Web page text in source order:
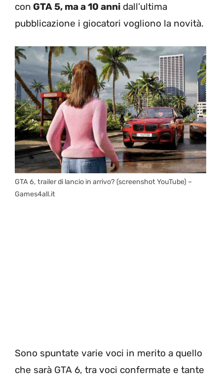
con GTA 5, ma a 10 anni dall’ultima
pubblicazione i giocatori vogliono la novità.
GTA 6, trailer di lancio in arrivo? (screenshot YouTube) –
Games4all.it
Sono spuntate varie voci in merito a quello
che sarà GTA 6, tra voci confermate e tante